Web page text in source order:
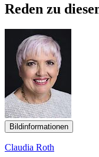
Reden zu
Bildinformationen
Claudia Roth